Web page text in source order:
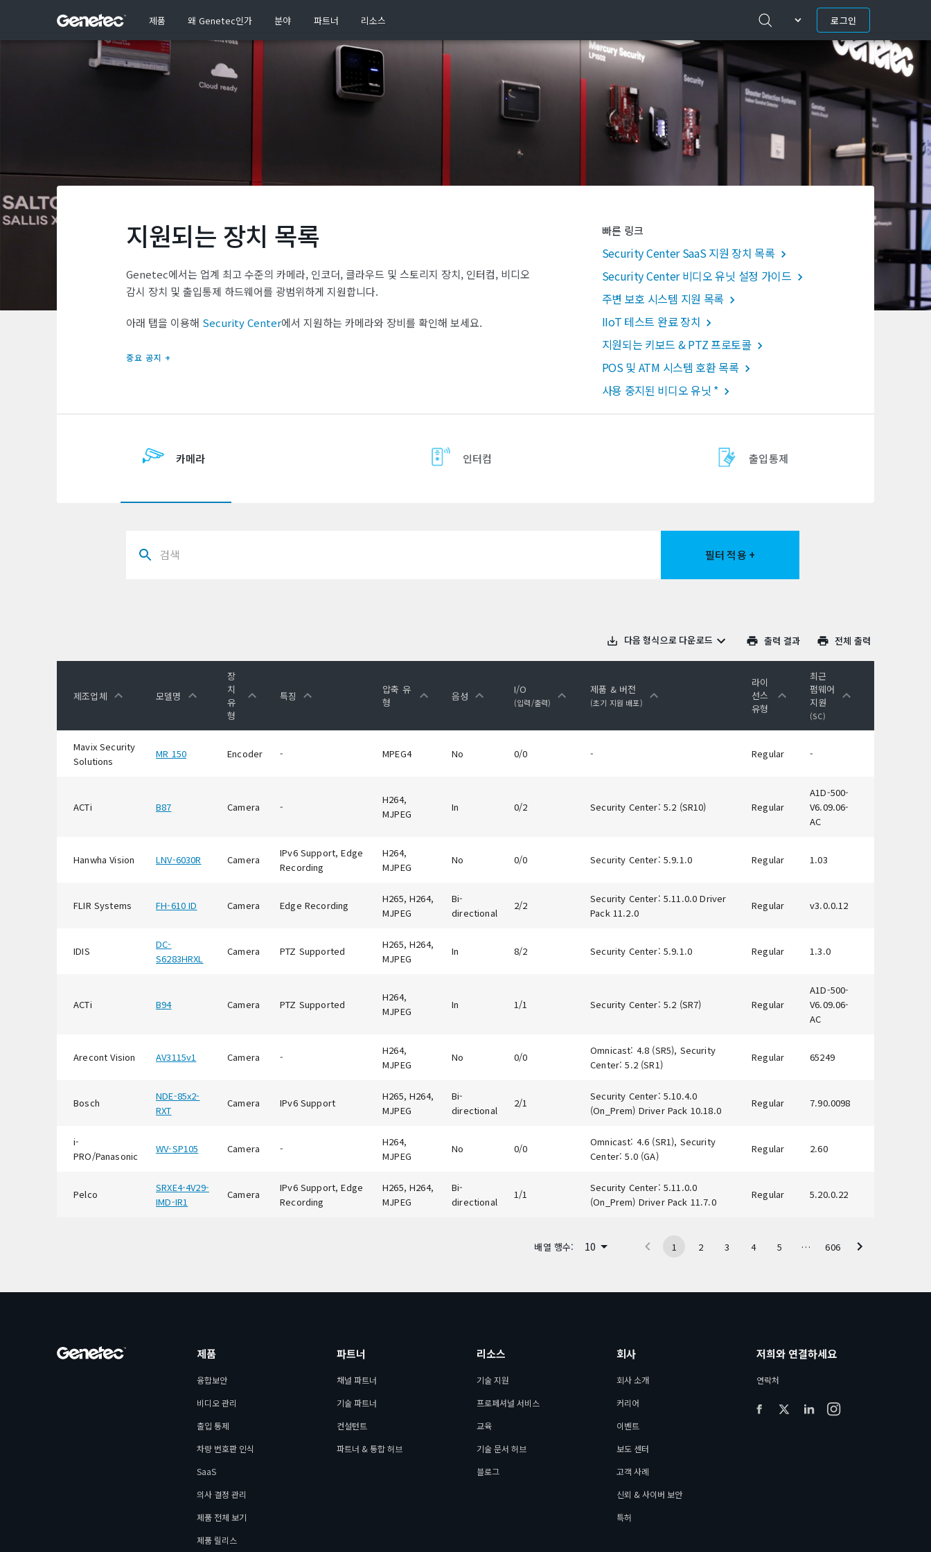
제품 왜 Genetec인가 분야 파트너 리소스 로그인
지원되는 장치 목록
Genetec에서는 업계 최고 수준의 카메라, 인코더, 클라우드 및 스토리지 장치, 인터컴, 비디오
감시 장치 및 출입통제 하드웨어를 광범위하게 지원합니다.
아래 탭을 이용해 Security Center에서 지원하는 카메라와 장비를 확인해 보세요.
중요 공지 +
빠른 링크
Security Center SaaS 지원 장치 목록
Security Center 비디오 유닛 설정 가이드
주변 보호 시스템 지원 목록
IIoT 테스트 완료 장치
지원되는 키보드 & PTZ 프로토콜
POS 및 ATM 시스템 호환 목록
사용 중지된 비디오 유닛 *
카메라 인터컴 출입통제
필터 적용 +
다음 형식으로 다운로드 출력 결과 전체 출력
제조업체 모델명
장
치
유
형
특징
압축 유
형
음성 I/O
(입력/출력)
제품 & 버전
(초기 지원 배포)
라이
선스
유형
최근
펌웨어
지원
(SC)
Mavix Security
Solutions
MR 150 Encoder - MPEG4 No 0/0 - Regular -
ACTi B87 Camera -
H264,
MJPEG
In 0/2 Security Center: 5.2 (SR10) Regular
A1D-500-
V6.09.06-
AC
Hanwha Vision LNV-6030R Camera
IPv6 Support, Edge
Recording
H264,
MJPEG
No 0/0 Security Center: 5.9.1.0 Regular 1.03
FLIR Systems FH-610 ID Camera Edge Recording
H265, H264,
MJPEG
Bi-
directional
2/2
Security Center: 5.11.0.0 Driver
Pack 11.2.0
Regular v3.0.0.12
IDIS
DC-
S6283HRXL
Camera PTZ Supported
H265, H264,
MJPEG
In 8/2 Security Center: 5.9.1.0 Regular 1.3.0
ACTi B94 Camera PTZ Supported
H264,
MJPEG
In 1/1 Security Center: 5.2 (SR7) Regular
A1D-500-
V6.09.06-
AC
Arecont Vision AV3115v1 Camera -
H264,
MJPEG
No 0/0
Omnicast: 4.8 (SR5), Security
Center: 5.2 (SR1)
Regular 65249
Bosch
NDE-85x2-
RXT
Camera IPv6 Support
H265, H264,
MJPEG
Bi-
directional
2/1
Security Center: 5.10.4.0
(On_Prem) Driver Pack 10.18.0
Regular 7.90.0098
i-
PRO/Panasonic
WV-SP105 Camera -
H264,
MJPEG
No 0/0
Omnicast: 4.6 (SR1), Security
Center: 5.0 (GA)
Regular 2.60
Pelco
SRXE4-4V29-
IMD-IR1
Camera
IPv6 Support, Edge
Recording
H265, H264,
MJPEG
Bi-
directional
1/1
Security Center: 5.11.0.0
(On_Prem) Driver Pack 11.7.0
Regular 5.20.0.22
배열 행수: 10 1 2 3 4 5 … 606
제품
융합보안
비디오 관리
출입 통제
차량 번호판 인식
SaaS
의사 결정 관리
제품 전체 보기
제품 릴리스
파트너
채널 파트너
기술 파트너
컨설턴트
파트너 & 통합 허브
리소스
기술 지원
프로페셔널 서비스
교육
기술 문서 허브
블로그
회사
회사 소개
커리어
이벤트
보도 센터
고객 사례
신뢰 & 사이버 보안
특허
저희와 연결하세요
연락처